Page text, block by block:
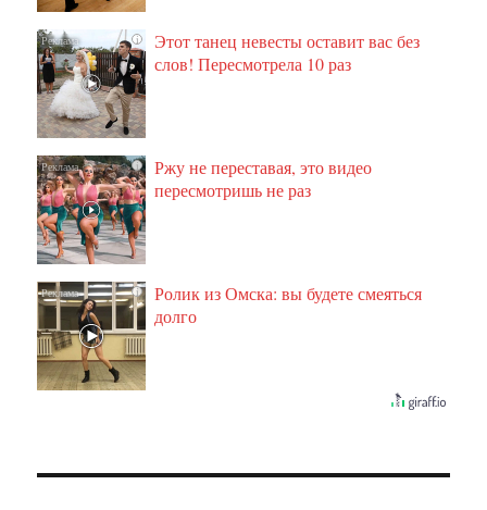
i
Этот танец невесты оставит вас без
слов! Пересмотрела 10 раз
i
Ржу не переставая, это видео
пересмотришь не раз
i
Ролик из Омска: вы будете смеяться
долго